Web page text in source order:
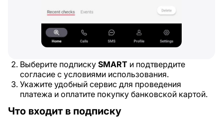
Выберите подписку SMART и подтвердите
согласие с условиями использования.
Укажите удобный сервис для проведения
платежа и оплатите покупку банковской картой.
Что входит в подписку